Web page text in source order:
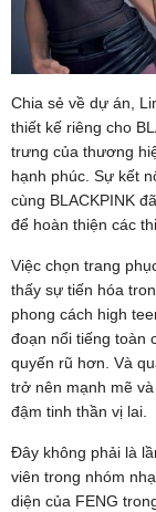
Chia sẻ về dự án,
thiết kế riêng cho
trưng của thương
hạnh phúc. Sự kết
cùng BLACKPINK
để hoàn thiện các
Việc chọn trang
thấy sự tiến hóa
phong cách high
đoạn nổi tiếng toàn
quyến rũ hơn. Và
trở nên mạnh mẽ
đậm tinh thần vị lai.
Đây không phải là
viên trong nhóm
diện của FENG